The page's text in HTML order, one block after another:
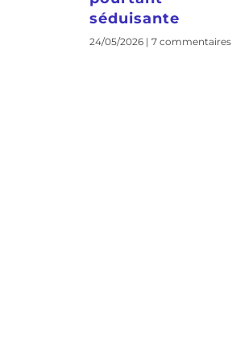
séduisante
24/05/2026 7 commentaires